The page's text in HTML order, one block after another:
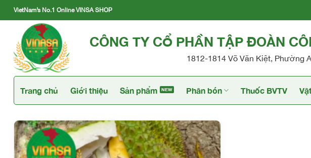
Skip
to
content
VietNam’s No.1 Online VINSA SHOP
CÔNG TY CỔ PHẦN TẬP ĐOÀN
1812-1814 Võ Văn Kiệt, Phường
Trang chủ Giới thiệu Sản phẩm Phân bón Thuốc BVTV